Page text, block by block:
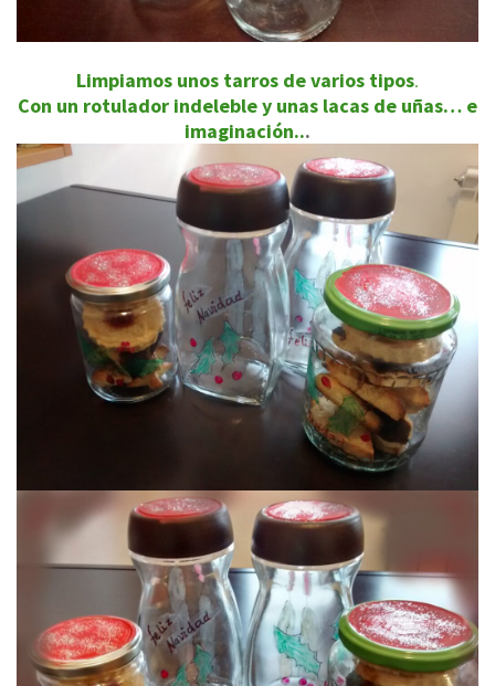
Limpiamos unos tarros de varios tipos.
Con un rotulador indeleble y unas lacas de uñas… e
imaginación...